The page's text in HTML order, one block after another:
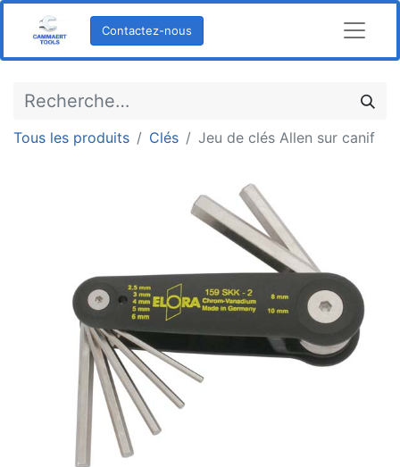
Contactez-nous
Tous les produits Clés Jeu de clés Allen sur canif